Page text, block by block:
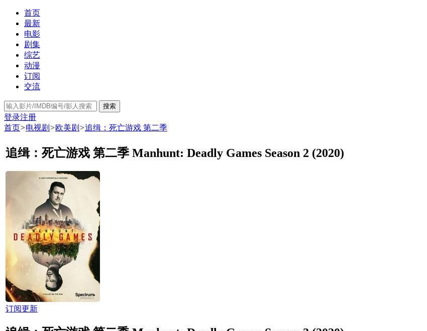
首页
最新
电影
剧集
综艺
动漫
订阅
交流
搜索
登录注册
首页>电视剧 >欧美剧 >追缉：死亡游戏 第二季
追缉：死亡游戏 第二季 Manhunt: Deadly Games Season 2 (2020)
订阅更新